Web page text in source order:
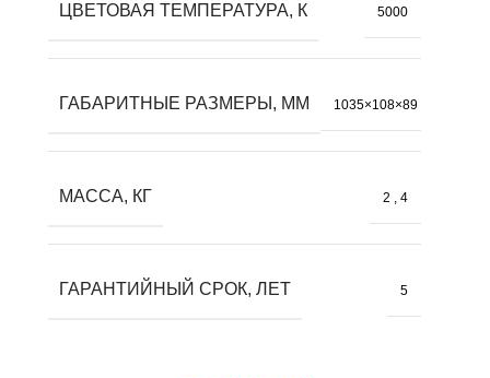
ЦВЕТОВАЯ ТЕМПЕРАТУРА, К 5000
ГАБАРИТНЫЕ РАЗМЕРЫ, ММ 1035×108×89
МАССА, КГ 2 , 4
ГАРАНТИЙНЫЙ СРОК, ЛЕТ 5